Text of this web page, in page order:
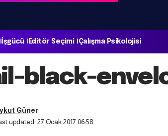
İşgücü Editör Seçimi Çalışma Psikolojisi
black-
updated: 27 Ocak 2017 06:58
Güner